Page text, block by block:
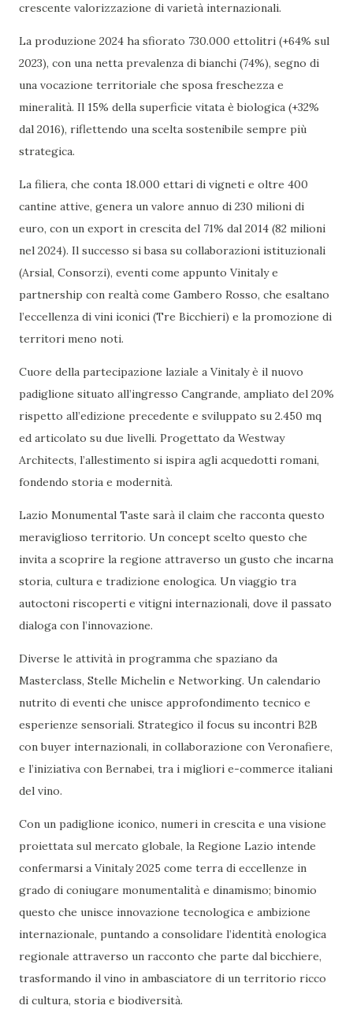
crescente valorizzazione di varietà internazionali.
La produzione 2024 ha sfiorato 730.000 ettolitri (+64% sul
2023), con una netta prevalenza di bianchi (74%), segno di
una vocazione territoriale che sposa freschezza e
mineralità. Il 15% della superficie vitata è biologica (+32%
dal 2016), riflettendo una scelta sostenibile sempre più
strategica.
La filiera, che conta 18.000 ettari di vigneti e oltre 400
cantine attive, genera un valore annuo di 230 milioni di
euro, con un export in crescita del 71% dal 2014 (82 milioni
nel 2024). Il successo si basa su collaborazioni istituzionali
(Arsial, Consorzi), eventi come appunto Vinitaly e
partnership con realtà come Gambero Rosso, che esaltano
l’eccellenza di vini iconici (Tre Bicchieri) e la promozione di
territori meno noti.
Cuore della partecipazione laziale a Vinitaly è il nuovo
padiglione situato all’ingresso Cangrande, ampliato del 20%
rispetto all’edizione precedente e sviluppato su 2.450 mq
ed articolato su due livelli. Progettato da Westway
Architects, l’allestimento si ispira agli acquedotti romani,
fondendo storia e modernità.
Lazio Monumental Taste sarà il claim che racconta questo
meraviglioso territorio. Un concept scelto questo che
invita a scoprire la regione attraverso un gusto che incarna
storia, cultura e tradizione enologica. Un viaggio tra
autoctoni riscoperti e vitigni internazionali, dove il passato
dialoga con l’innovazione.
Diverse le attività in programma che spaziano da
Masterclass, Stelle Michelin e Networking. Un calendario
nutrito di eventi che unisce approfondimento tecnico e
esperienze sensoriali. Strategico il focus su incontri B2B
con buyer internazionali, in collaborazione con Veronafiere,
e l’iniziativa con Bernabei, tra i migliori e-commerce italiani
del vino.
Con un padiglione iconico, numeri in crescita e una visione
proiettata sul mercato globale, la Regione Lazio intende
confermarsi a Vinitaly 2025 come terra di eccellenze in
grado di coniugare monumentalità e dinamismo; binomio
questo che unisce innovazione tecnologica e ambizione
internazionale, puntando a consolidare l’identità enologica
regionale attraverso un racconto che parte dal bicchiere,
trasformando il vino in ambasciatore di un territorio ricco
di cultura, storia e biodiversità.